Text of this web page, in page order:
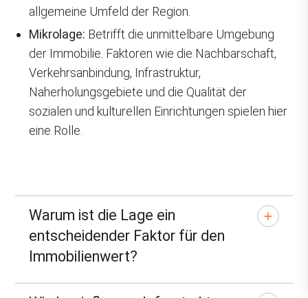
allgemeine Umfeld der Region.
Mikrolage: Betrifft die unmittelbare Umgebung
der Immobilie. Faktoren wie die Nachbarschaft,
Verkehrsanbindung, Infrastruktur,
Naherholungsgebiete und die Qualität der
sozialen und kulturellen Einrichtungen spielen hier
eine Rolle.
Warum ist die Lage ein
entscheidender Faktor für den
Immobilienwert?